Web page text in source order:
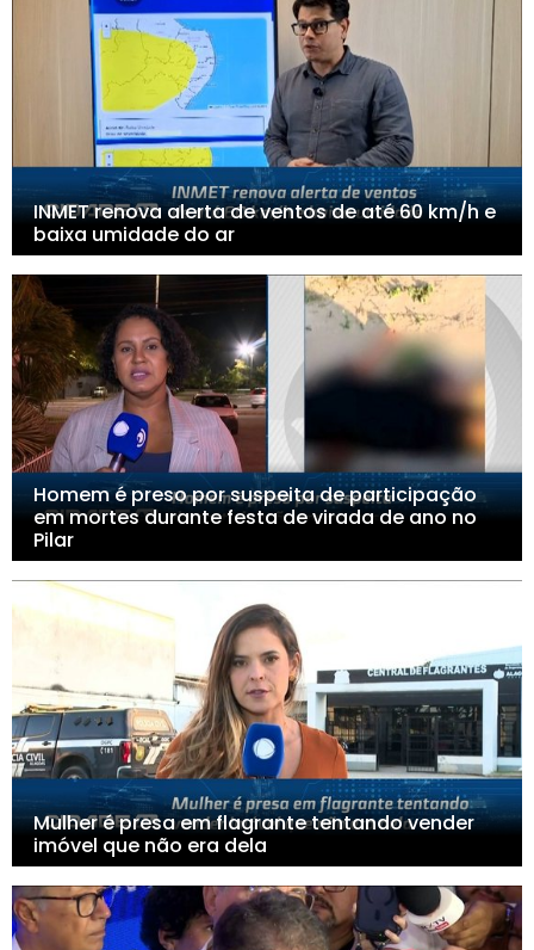
INMET renova alerta de ventos de até 60 km/h e
baixa umidade do ar
Homem é preso por suspeita de participação
em mortes durante festa de virada de ano no
Pilar
Mulher é presa em flagrante tentando vender
imóvel que não era dela